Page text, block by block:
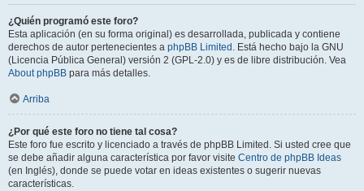
¿Quién programó este foro?
Esta aplicación (en su forma original) es desarrollada, publicada y contiene
derechos de autor pertenecientes a phpBB Limited . Está hecho bajo la GNU
(Licencia Pública General) versión 2 (GPL-2.0) y es de libre distribución. Vea
About phpBB para más detalles.
Arriba
¿Por qué este foro no tiene tal cosa?
Este foro fue escrito y licenciado a través de phpBB Limited. Si usted cree que
se debe añadir alguna característica por favor visite Centro de phpBB Ideas
(en Inglés), donde se puede votar en ideas existentes o sugerir nuevas
características.